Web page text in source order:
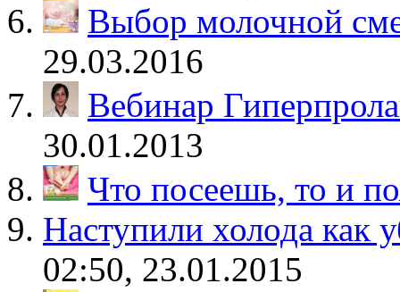
Выбор молочной
29.03.2016
Вебинар
30.01.2013
Что посеешь, то и
Наступили холода как
02:50, 23.01.2015